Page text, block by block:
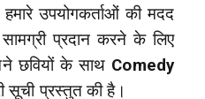
हमारे उपयोगकर्ताओं की मदद
प्रदान करने के लिए
छवियों के साथ Comedy
सूची प्रस्तुत की है।